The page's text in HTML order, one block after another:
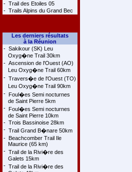
- Trail des Etoiles 05
- Trails Alpins du Grand Bec
Les derniers résultats
à la Réunion
- Sakikour (SK) Leu
Oxyg�ne Trail 30km
- Ascension de l'Ouest (AO)
Leu Oxyg�ne Trail 60km
- Travers�e de l'Ouest (TO)
Leu Oxyg�ne Trail 90km
- Foul�es Semi nocturnes
de Saint Pierre 5km
- Foul�es Semi nocturnes
de Saint Pierre 10km
- Trois Bassinoise 28km
- Trail Grand B�nare 50km
- Beachcomber Trail Ile
Maurice (65 km)
- Trail de la Rivi�re des
Galets 15km
- Trail de la Rivi�re des